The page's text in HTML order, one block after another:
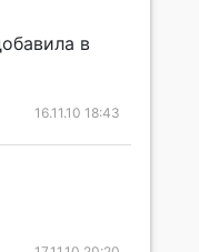
в
16.11.10 18:43